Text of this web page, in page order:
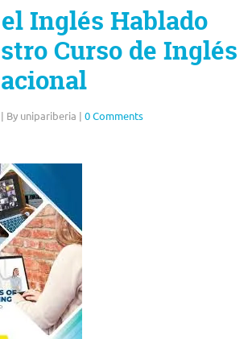
Inglés Hablado
Curso de Inglés
| By unipariberia | 0 Comments